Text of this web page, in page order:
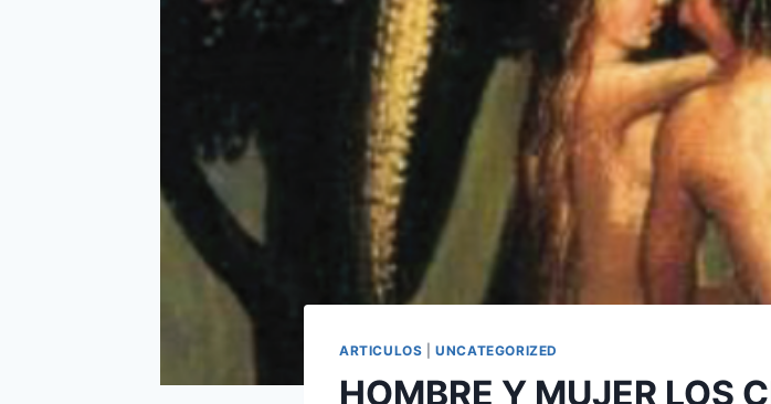
ARTICULOS |UNCATEGORIZED
HOMBRE Y MUJER LOS